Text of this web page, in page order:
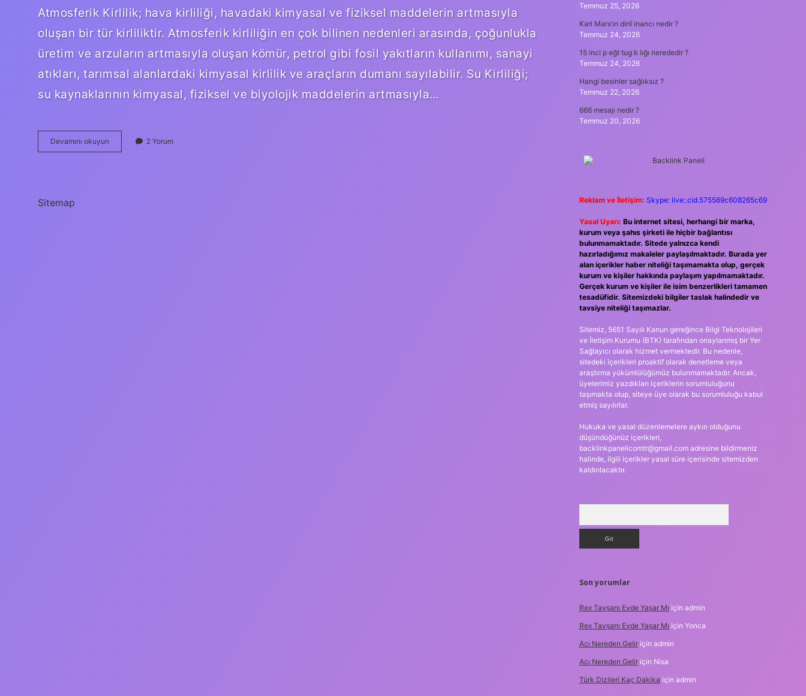
Atmosferik Kirlilik; hava kirliliği, havadaki kimyasal ve fiziksel maddelerin artmasıyla
oluşan bir tür kirliliktir. Atmosferik kirliliğin en çok bilinen nedenleri arasında, çoğunlukla
üretim ve arzuların artmasıyla oluşan kömür, petrol gibi fosil yakıtların kullanımı, sanayi
atıkları, tarımsal alanlardaki kimyasal kirlilik ve araçların dumanı sayılabilir. Su Kirliliği;
su kaynaklarının kimyasal, fiziksel ve biyolojik maddelerin artmasıyla…
Devamını okuyun
kirliliği
2 Yorum
Sitemap
Temmuz 25, 2026
Karl Marx’ın dinî inancı nedir ?
Temmuz 24, 2026
15 inci p eğt tug k lığı nerededir ?
Temmuz 24, 2026
Hangi besinler sağlıksız ?
Temmuz 22, 2026
666 mesajı nedir ?
Temmuz 20, 2026
Reklam ve İletişim: Skype: live:.cid.575569c608265c69
Yasal Uyarı: Bu internet sitesi, herhangi bir marka,
kurum veya şahıs şirketi ile hiçbir bağlantısı
bulunmamaktadır. Sitede yalnızca kendi
hazırladığımız makaleler paylaşılmaktadır. Burada yer
alan içerikler haber niteliği taşımamakta olup, gerçek
kurum ve kişiler hakkında paylaşım yapılmamaktadır.
Gerçek kurum ve kişiler ile isim benzerlikleri tamamen
tesadüfidir. Sitemizdeki bilgiler taslak halindedir ve
tavsiye niteliği taşımazlar.
Sitemiz, 5651 Sayılı Kanun gereğince Bilgi Teknolojileri
ve İletişim Kurumu (BTK) tarafından onaylanmış bir Yer
Sağlayıcı olarak hizmet vermektedir. Bu nedenle,
sitedeki içerikleri proaktif olarak denetleme veya
araştırma yükümlülüğümüz bulunmamaktadır. Ancak,
üyelerimiz yazdıkları içeriklerin sorumluluğunu
taşımakta olup, siteye üye olarak bu sorumluluğu kabul
etmiş sayılırlar.
Hukuka ve yasal düzenlemelere aykırı olduğunu
düşündüğünüz içerikleri,
backlinkpanelicomtr@gmail.comadresine bildirmeniz
halinde, ilgili içerikler yasal süre içerisinde sitemizden
kaldırılacaktır.
Son yorumlar
Rex Tavşanı Evde Yaşar Mı için admin
Rex Tavşanı Evde Yaşar Mı için Yonca
Acı Nereden Geliriçin admin
Acı Nereden Geliriçin Nisa
Türk Dizileri Kaç Dakika için admin